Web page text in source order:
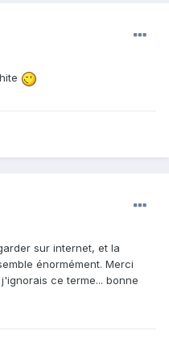
sur internet, et la
énormément. Merci
ce terme... bonne